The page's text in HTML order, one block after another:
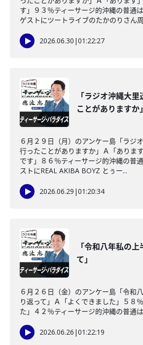
す」９３％ティーサージ的沖縄の普通
ゲストにツートライブのたかのりさん
2026.06.30 |01:22:27
「ラジオ沖縄大
ことがありますか」
６月２９日（月）のアンケー島「ラジ
行ったことがありますか」Ａ「ありま
です」８６％ティーサージ的沖縄の普
ストにREAL AKIBA BOYZ とぅー...
2026.06.29 |01:20:34
「令和八年私の
て」
６月２６日（金）のアンケー島「令和
り返って」Ａ「よくできました」５８
た」４２％ティーサージ的沖縄の普通
2026.06.26 |01:22:19